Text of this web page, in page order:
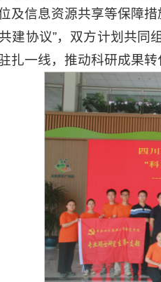
及信息资源共享等保障
建协议”，双方计划共同
扎一线，推动科研成果转